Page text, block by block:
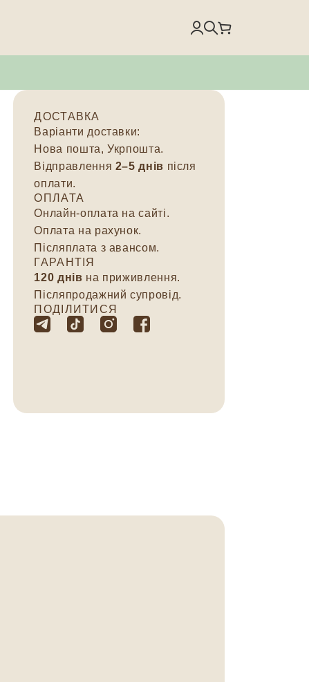
ДОСТАВКА
Варіанти доставки:
Нова пошта, Укрпошта.
Відправлення 2–5 днів після
оплати.
ОПЛАТА
Онлайн-оплата на сайті.
Оплата на рахунок.
Післяплата з авансом.
ГАРАНТІЯ
120 днів на приживлення.
Післяпродажний супровід.
ПОДІЛИТИСЯ